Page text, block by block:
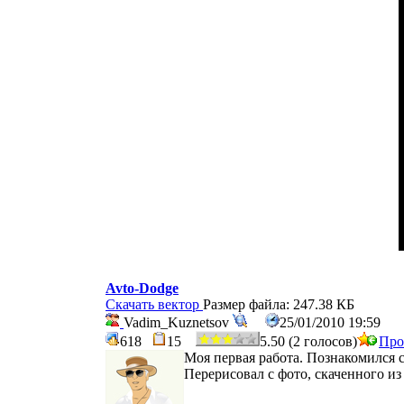
Avto-Dodge
Скачать вектор Размер файла: 247.38 КБ
Vadim_Kuznetsov
25/01/2010 19:59
618
15 5.50 (2 голосов)
Моя первая работа. Познакомился
Перерисовал с фото, скаченного